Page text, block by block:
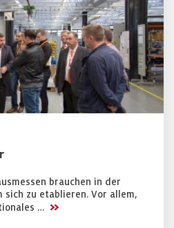
brauchen in der
sich zu etablieren. Vor allem,
… >>